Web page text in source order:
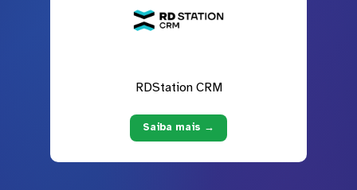
RDStation CRM
Saiba mais →